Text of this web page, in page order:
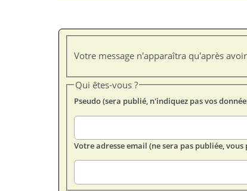
Votre message n'apparaîtra qu'après
Qui êtes-vous ?
Pseudo (sera publié, n'indiquez pas vos
Votre adresse email (ne sera pas publiée,